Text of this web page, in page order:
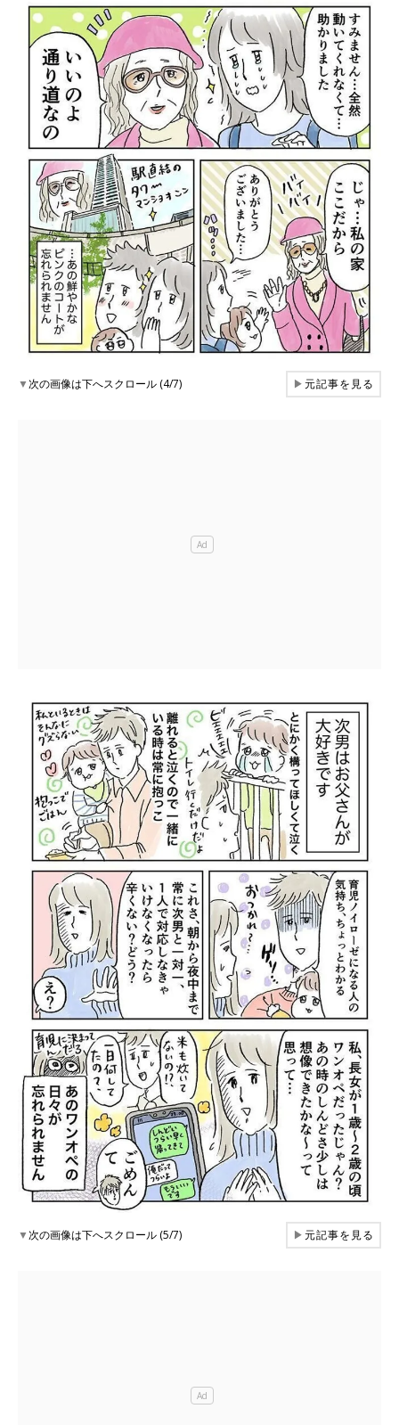
▼次の画像は下へスクロール (4/7) ▶元記事を見る
▼次の画像は下へスクロール (5/7) ▶元記事を見る